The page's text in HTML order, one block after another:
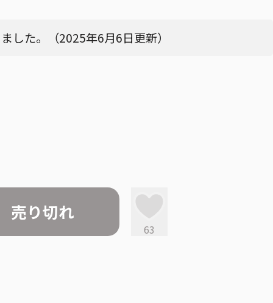
した。（2025年6月6日更新）
売り切れ
63